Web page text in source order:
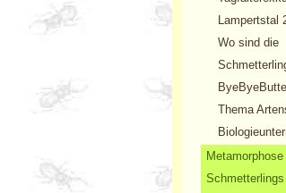
Lampertstal
Wo sind die
Thema